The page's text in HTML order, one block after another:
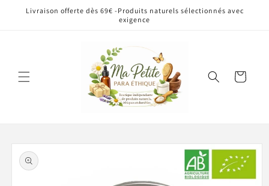
passer
Livraison offerte dès 69€ -Produits naturels sélectionnés avec
exigence
Panier
Passer aux
informations
produits